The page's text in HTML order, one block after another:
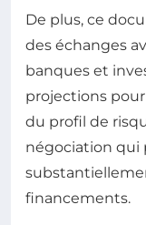
De plus, ce
des échanges
banques et
projections
du profil de
négociation qui
financements.